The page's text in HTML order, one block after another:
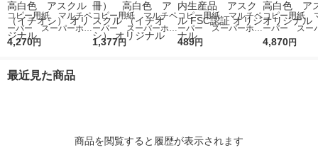
コピー用紙 マルチペ
ーパー スーパーホワ
イト+ A4 1箱（5000
（イチオシ） オリジ
4,270円
コピー用紙 マルチペ
ーパー スーパーホワ
イト+ A4 1セット
1,377円
コピー用紙 マルチペ
ーパー スーパーホワ
イトJ A4 1冊（500
489円
コピー用紙
ーパー スー
イト+ A3 1
4,870円
最近見た商品
商品を閲覧すると履歴が表示されます